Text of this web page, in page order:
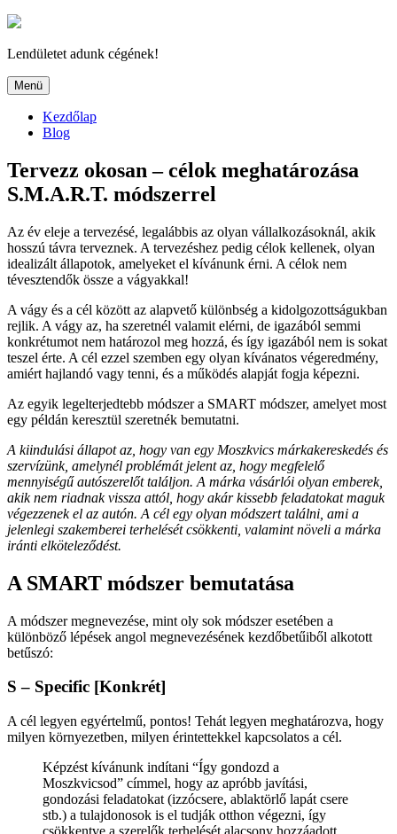
Tartalomhoz
Lendületet adunk cégének!
Menü
Kezdőlap
Blog
Tervezz okosan – célok meghatározása
S.M.A.R.T. módszerrel
Az év eleje a tervezésé, legalábbis az olyan vállalkozásoknál, akik
hosszú távra terveznek. A tervezéshez pedig célok kellenek, olyan
idealizált állapotok, amelyeket el kívánunk érni. A célok nem
tévesztendők össze a vágyakkal!
A vágy és a cél között az alapvető különbség a kidolgozottságukban
rejlik. A vágy az, ha szeretnél valamit elérni, de igazából semmi
konkrétumot nem határozol meg hozzá, és így igazából nem is sokat
teszel érte. A cél ezzel szemben egy olyan kívánatos végeredmény,
amiért hajlandó vagy tenni, és a működés alapját fogja képezni.
Az egyik legelterjedtebb módszer a SMART módszer, amelyet most
egy példán keresztül szeretnék bemutatni.
A kiindulási állapot az, hogy van egy Moszkvics márkakereskedés és
szervízünk, amelynél problémát jelent az, hogy megfelelő
mennyiségű autószerelőt találjon. A márka vásárlói olyan emberek,
akik nem riadnak vissza attól, hogy akár kissebb feladatokat maguk
végezzenek el az autón. A cél egy olyan módszert találni, ami a
jelenlegi szakemberei terhelését csökkenti, valamint növeli a márka
iránti elköteleződést.
A SMART módszer bemutatása
A módszer megnevezése, mint oly sok módszer esetében a
különböző lépések angol megnevezésének kezdőbetűiből alkotott
betűszó:
S – Specific [Konkrét]
A cél legyen egyértelmű, pontos! Tehát legyen meghatározva, hogy
milyen környezetben, milyen érintettekkel kapcsolatos a cél.
Képzést kívánunk indítani “Így gondozd a
Moszkvicsod” címmel, hogy az apróbb javítási,
gondozási feladatokat (izzócsere, ablaktörlő lapát csere
stb.) a tulajdonosok is el tudják otthon végezni, így
csökkentve a szerelők terhelését alacsony hozzáadott